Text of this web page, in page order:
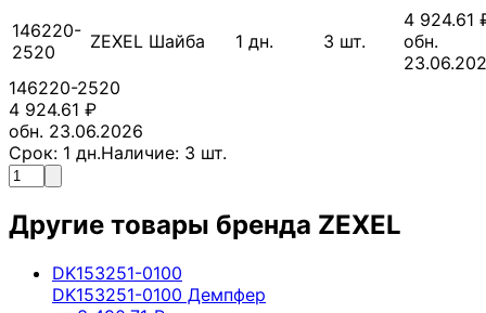
146220-
2520
ZEXEL Шайба 1 дн. 3 шт.
4 924.61
обн.
146220-2520
4 924.61 ₽
обн. 23.06.2026
Срок: 1 дн.Наличие: 3 шт.
Другие товары бренда ZEXEL
DK153251-0100
DK153251-0100 Демпфер